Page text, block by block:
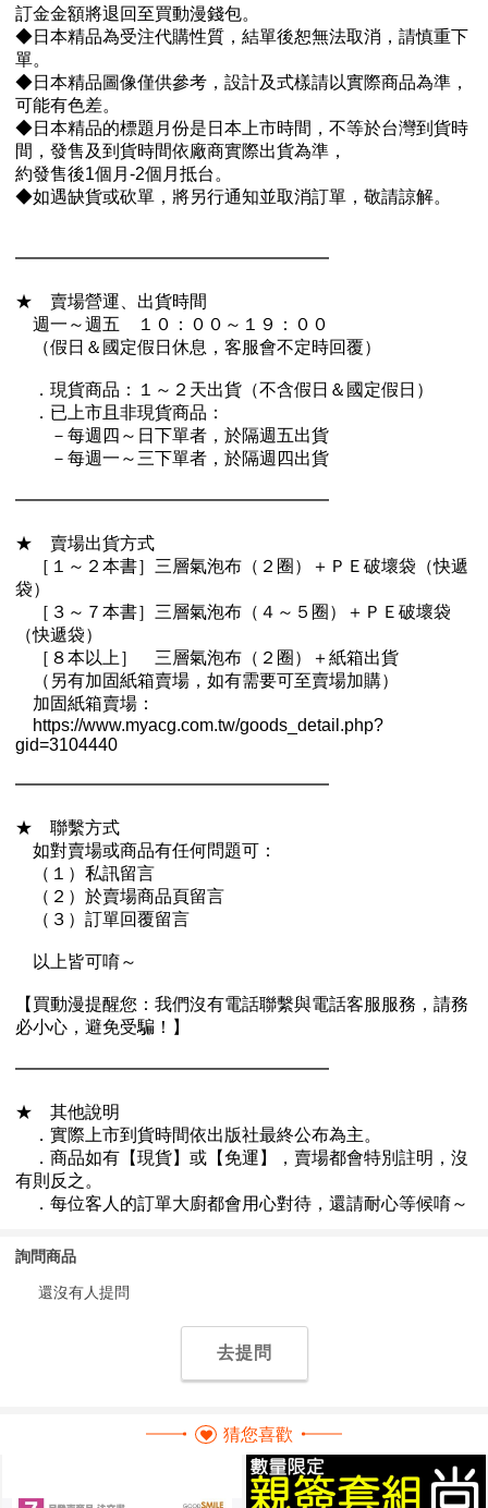
詢問商品
還沒有人提問
去提問
猜您喜歡